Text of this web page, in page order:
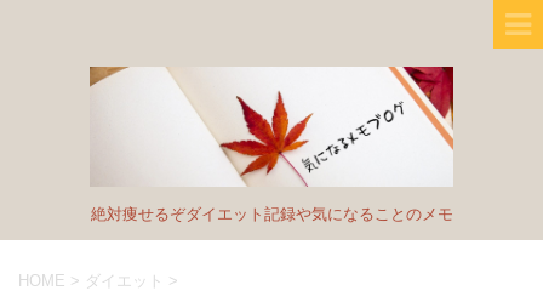
絶対痩せるぞダイエット記録や気になることのメモ
HOME > ダイエット >